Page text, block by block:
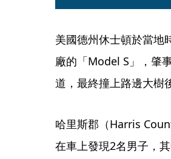
美國德州休士頓於當地
廠的「Model S」，肇
道，最終撞上路邊大樹
哈里斯郡（Harris
在車上發現2名男子，